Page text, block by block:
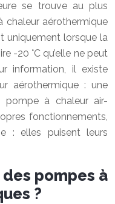
se trouve au plus
chaleur aérothermique
uniquement lorsque la
-20 °C qu’elle ne peut
information, il existe
aérothermique : une
pompe à chaleur air-
fonctionnements,
: elles puisent leurs
pompes à
?